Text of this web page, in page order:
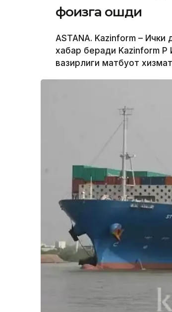
фоизга ошди
ASTANA. Kazinform –
хабар беради Kazinform
вазирлиги матбуот